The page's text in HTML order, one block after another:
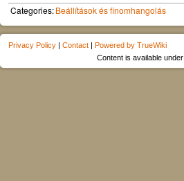
Categories:Beállítások és finomhangolás
Privacy Policy | Contact | Powered by TrueWiki
Content is available under